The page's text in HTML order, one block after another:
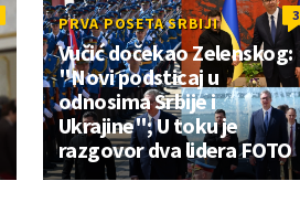
3
PRVA POSETA SRBIJI
Vučić dočekao Zelenskog:
"Novi podsticaj u
odnosima Srbije i
Ukrajine"; U toku je
razgovor dva lidera FOTO